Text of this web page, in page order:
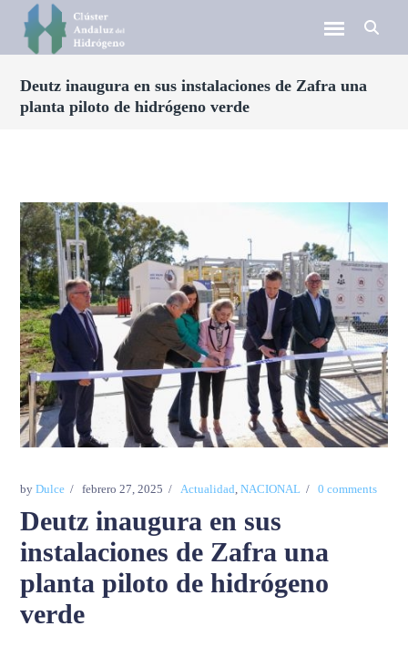
Deutz inaugura en sus instalaciones de Zafra una
planta piloto de hidrógeno verde
byDulce febrero 27, 2025 Actualidad ,NACIONAL 0 comments
Deutz inaugura en sus
instalaciones de Zafra una
planta piloto de hidrógeno
verde